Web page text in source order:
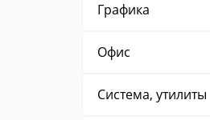
Графика
Офис
Система, утилиты